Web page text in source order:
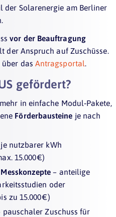
der Solarenergie am Berliner
vor der Beauftragung
der Anspruch auf Zuschüsse.
das Antragsportal.
gefördert?
in einfache Modul‑Pakete,
Förderbausteine je nach
nutzbarer kWh
15.000 €)
– anteilige
oder
zu 15.000 €)
pauschaler Zuschuss für